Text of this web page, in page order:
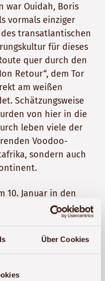
Über Cookies
war Ouidah, Boris
vormals einziger
transatlantischen
für dieses
quer durch den
Retour“, dem Tor
am weißen
Schätzungsweise
von hier in die
leben viele der
Voodoo-
sondern auch
10. Januar in den
Ouidah das lebhafte,
du Vodoun zelebriert.
anerkannte
von
aus aller Welt